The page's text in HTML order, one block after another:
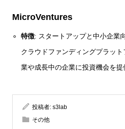
MicroVentures
特徴: スタートアップと中小企業
クラウドファンディングプラッ
業や成長中の企業に投資機会を提
投稿者: s3lab
その他